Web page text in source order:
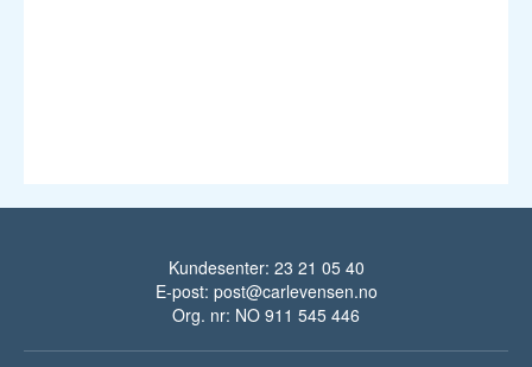
Kundesenter: 23 21 05 40
E-post: post@carlevensen.no
Org. nr: NO 911 545 446